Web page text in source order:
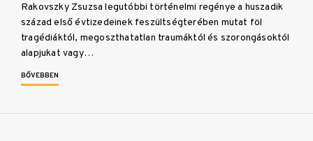
Rakovszky Zsuzsa legutóbbi történelmi regénye a huszadik
század első évtizedeinek feszültségterében mutat föl
tragédiáktól, megoszthatatlan traumáktól és szorongásoktól
alapjukat vagy…
BŐVEBBEN